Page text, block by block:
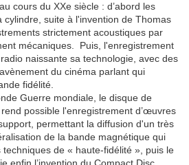
cours du XXe siècle : d’abord les
cylindre, suite à l'invention de Thomas
strictement acoustiques par
mécaniques. Puis, l'enregistrement
naissante sa technologie, avec des
du cinéma parlant qui
fidélité.
Guerre mondiale, le disque de
possible l'enregistrement d’œuvres
permettant la diffusion d'un très
de la bande magnétique qui
de « haute-fidélité », puis le